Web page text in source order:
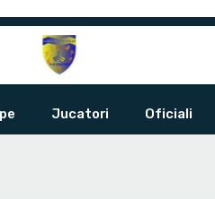
Jucatori Oficiali